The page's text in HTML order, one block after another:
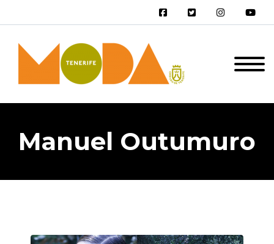
Manuel Outumuro